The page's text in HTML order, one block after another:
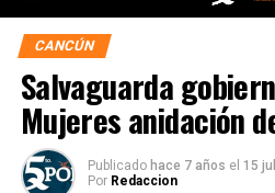
CANCÚN
Salvaguarda
Mujeres anidación
Publicado hace 7 años el 15
Por Redaccion